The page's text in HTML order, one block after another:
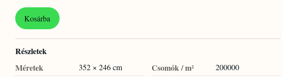
Kosárba
Részletek
Méretek
352 × 246 cm Csomók / m² 200000